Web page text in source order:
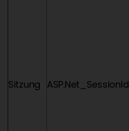
Sitzung ASP.Net_SessionId